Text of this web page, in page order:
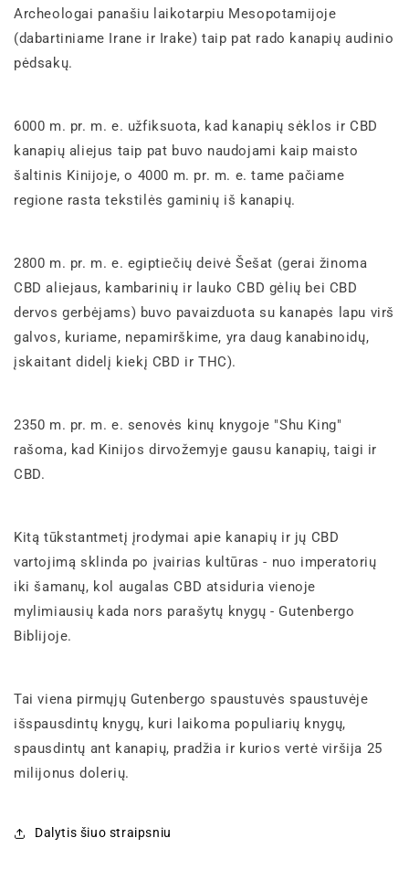
Archeologai panašiu laikotarpiu Mesopotamijoje
(dabartiniame Irane ir Irake) taip pat rado kanapių audinio
pėdsakų.
6000 m. pr. m. e. užfiksuota, kad kanapių sėklos ir CBD
kanapių aliejus taip pat buvo naudojami kaip maisto
šaltinis Kinijoje, o 4000 m. pr. m. e. tame pačiame
regione rasta tekstilės gaminių iš kanapių.
2800 m. pr. m. e. egiptiečių deivė Šešat (gerai žinoma
CBD aliejaus, kambarinių ir lauko CBD gėlių bei CBD
dervos gerbėjams) buvo pavaizduota su kanapės lapu virš
galvos, kuriame, nepamirškime, yra daug kanabinoidų,
įskaitant didelį kiekį CBD ir THC).
2350 m. pr. m. e. senovės kinų knygoje "Shu King"
rašoma, kad Kinijos dirvožemyje gausu kanapių, taigi ir
CBD.
Kitą tūkstantmetį įrodymai apie kanapių ir jų CBD
vartojimą sklinda po įvairias kultūras - nuo imperatorių
iki šamanų, kol augalas CBD atsiduria vienoje
mylimiausių kada nors parašytų knygų - Gutenbergo
Biblijoje.
Tai viena pirmųjų Gutenbergo spaustuvės spaustuvėje
išspausdintų knygų, kuri laikoma populiarių knygų,
spausdintų ant kanapių, pradžia ir kurios vertė viršija 25
milijonus dolerių.
Dalytis šiuo straipsniu